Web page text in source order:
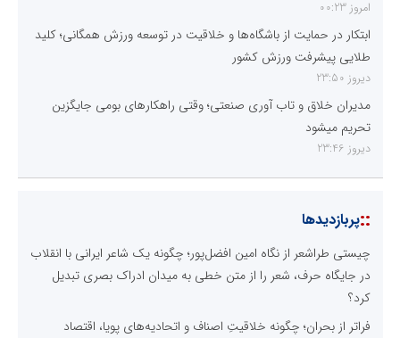
امروز 00:23
ابتکار در حمایت از باشگاه‌ها و خلاقیت در توسعه ورزش همگانی؛ کلید
طلایی پیشرفت ورزش کشور
دیروز 23:50
مدیران خلاق و تاب آوری صنعتی؛ وقتی راهکارهای بومی جایگزین
تحریم میشود
دیروز 23:46
::پربازدیدها
چیستی طراشعر از نگاه امین افضل‌پور؛ چگونه یک شاعر ایرانی با انقلاب
در جایگاه حرف، شعر را از متن خطی به میدان ادراک بصری تبدیل
کرد؟
فراتر از بحران؛ چگونه خلاقیتِ اصناف و اتحادیه‌های پویا، اقتصاد